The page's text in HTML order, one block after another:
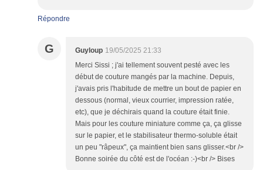
Répondre
G Guyloup 19/05/2025 21:33
Merci Sissi ; j'ai tellement souvent pesté avec les
début de couture mangés par la machine. Depuis,
j'avais pris l'habitude de mettre un bout de papier en
dessous (normal, vieux courrier, impression ratée,
etc), que je déchirais quand la couture était finie.
Mais pour les couture miniature comme ça, ça glisse
sur le papier, et le stabilisateur thermo-soluble était
un peu "râpeux", ça maintient bien sans glisser.<br />
Bonne soirée du côté est de l'océan :-)<br /> Bises